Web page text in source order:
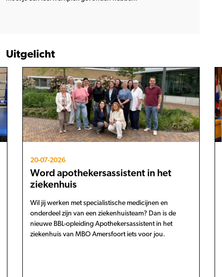
Uitgelicht
20-07-2026
Word apothekersassistent in het
ziekenhuis
Wil jij werken met specialistische medicijnen en
onderdeel zijn van een ziekenhuisteam? Dan is de
nieuwe BBL-opleiding Apothekersassistent in het
ziekenhuis van MBO Amersfoort iets voor jou.